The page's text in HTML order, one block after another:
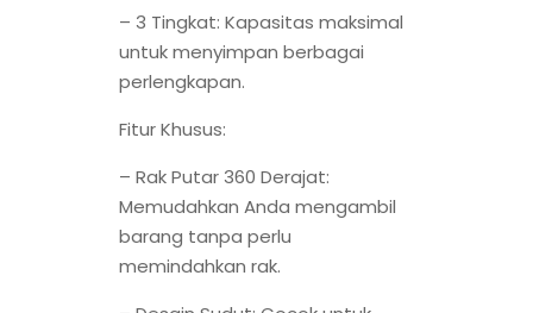
– 3 Tingkat: Kapasitas maksimal
untuk menyimpan berbagai
perlengkapan.
Fitur Khusus:
– Rak Putar 360 Derajat:
Memudahkan Anda mengambil
barang tanpa perlu
memindahkan rak.